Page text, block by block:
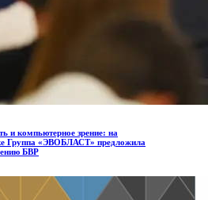
и компьютерное зрение: на
Группа «ЭВОБЛАСТ» предложила
БВР